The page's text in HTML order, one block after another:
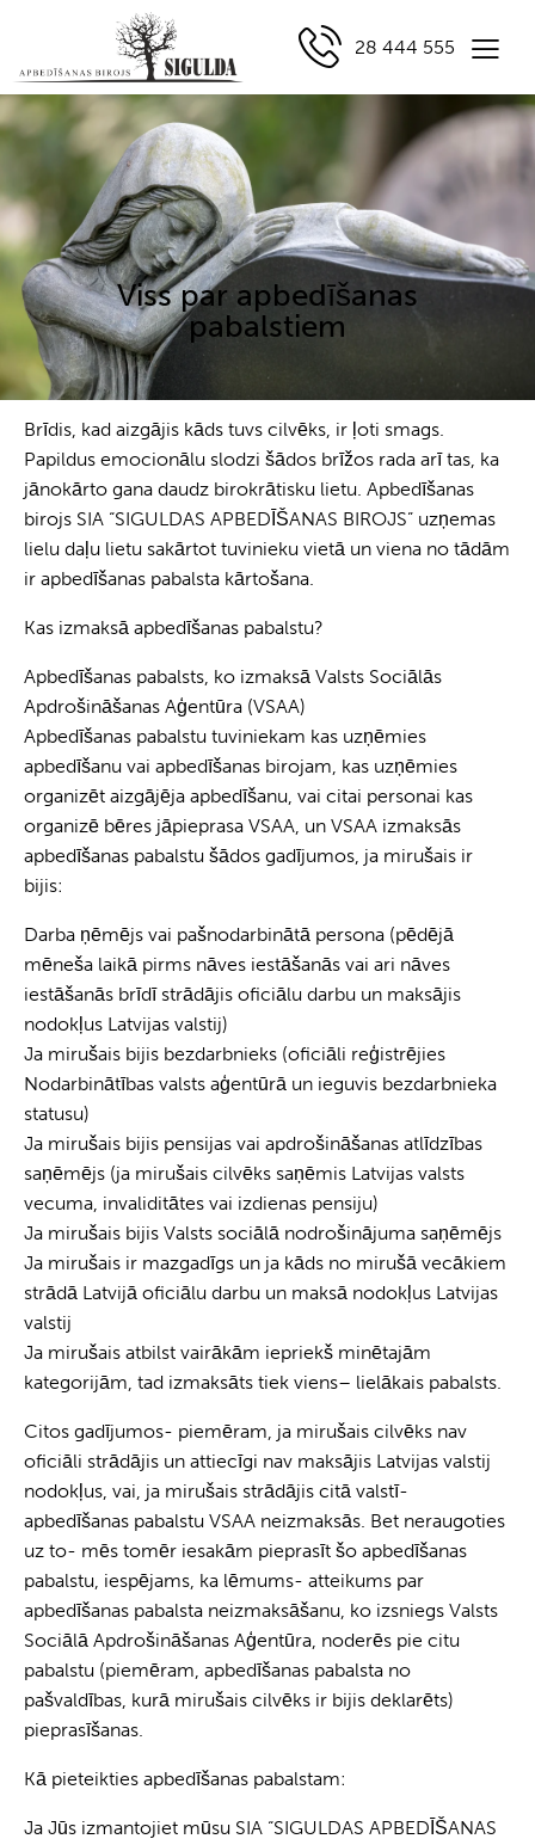
28 444 555
Viss par apbedīšanas
pabalstiem
Brīdis, kad aizgājis kāds tuvs cilvēks, ir ļoti smags.
Papildus emocionālu slodzi šādos brīžos rada arī tas, ka
jānokārto gana daudz birokrātisku lietu. Apbedīšanas
birojs SIA “SIGULDAS APBEDĪŠANAS BIROJS” uzņemas
lielu daļu lietu sakārtot tuvinieku vietā un viena no tādām
ir apbedīšanas pabalsta kārtošana.
Kas izmaksā apbedīšanas pabalstu?
Apbedīšanas pabalsts, ko izmaksā Valsts Sociālās
Apdrošināšanas Aģentūra (VSAA)
Apbedīšanas pabalstu tuviniekam kas uzņēmies
apbedīšanu vai apbedīšanas birojam, kas uzņēmies
organizēt aizgājēja apbedīšanu, vai citai personai kas
organizē bēres jāpieprasa VSAA, un VSAA izmaksās
apbedīšanas pabalstu šādos gadījumos, ja mirušais ir
bijis:
Darba ņēmējs vai pašnodarbinātā persona (pēdējā
mēneša laikā pirms nāves iestāšanās vai ari nāves
iestāšanās brīdī strādājis oficiālu darbu un maksājis
nodokļus Latvijas valstij)
Ja mirušais bijis bezdarbnieks (oficiāli reģistrējies
Nodarbinātības valsts aģentūrā un ieguvis bezdarbnieka
statusu)
Ja mirušais bijis pensijas vai apdrošināšanas atlīdzības
saņēmējs (ja mirušais cilvēks saņēmis Latvijas valsts
vecuma, invaliditātes vai izdienas pensiju)
Ja mirušais bijis Valsts sociālā nodrošinājuma saņēmējs
Ja mirušais ir mazgadīgs un ja kāds no mirušā vecākiem
strādā Latvijā oficiālu darbu un maksā nodokļus Latvijas
valstij
Ja mirušais atbilst vairākām iepriekš minētajām
kategorijām, tad izmaksāts tiek viens– lielākais pabalsts.
Citos gadījumos- piemēram, ja mirušais cilvēks nav
oficiāli strādājis un attiecīgi nav maksājis Latvijas valstij
nodokļus, vai, ja mirušais strādājis citā valstī-
apbedīšanas pabalstu VSAA neizmaksās. Bet neraugoties
uz to- mēs tomēr iesakām pieprasīt šo apbedīšanas
pabalstu, iespējams, ka lēmums- atteikums par
apbedīšanas pabalsta neizmaksāšanu, ko izsniegs Valsts
Sociālā Apdrošināšanas Aģentūra, noderēs pie citu
pabalstu (piemēram, apbedīšanas pabalsta no
pašvaldības, kurā mirušais cilvēks ir bijis deklarēts)
pieprasīšanas.
Kā pieteikties apbedīšanas pabalstam:
Ja Jūs izmantojiet mūsu SIA “SIGULDAS APBEDĪŠANAS